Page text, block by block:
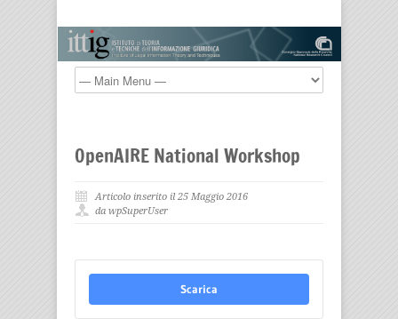
OpenAIRE National Workshop
Articolo inserito il 25 Maggio 2016
da wpSuperUser
Scarica